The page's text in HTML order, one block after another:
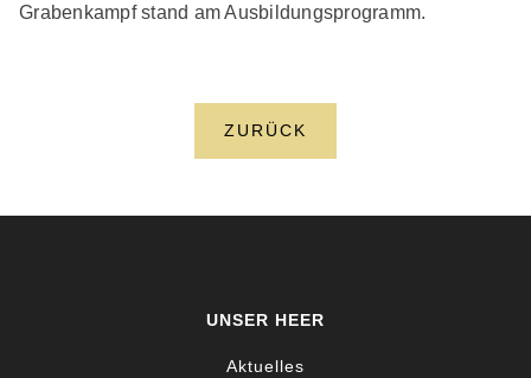
Grabenkampf stand am Ausbildungsprogramm.
ZURÜCK
UNSER HEER
Aktuelles